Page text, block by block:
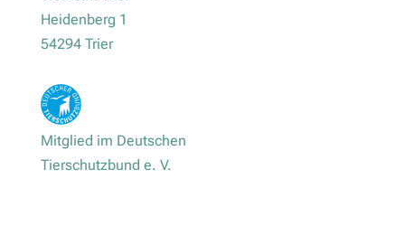
Heidenberg 1
54294 Trier
Mitglied im Deutschen
Tierschutzbund e. V.